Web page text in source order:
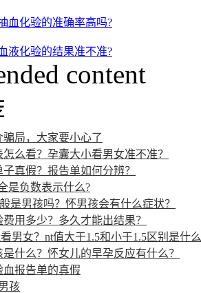
血化验的准确率高吗?
液化验的结果准不准?
content
局，大家要小心了
么看？孕囊大小看男女准不准？
真假？报告单如何分辨？
是负数表示什么?
是男孩吗？怀男孩会有什么症状？
用多少？多久才能出结果？
男女？nt值大于1.5和小于1.5区别是什
什么？怀女儿的早孕反应有什么？
报告单的真假
孩